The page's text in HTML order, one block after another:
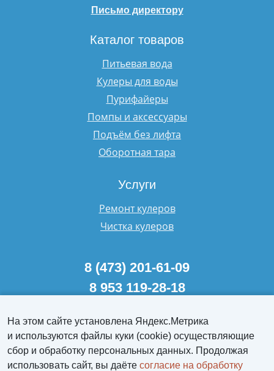
Письмо директору
Каталог товаров
Питьевая вода
Кулеры для воды
Пурифайеры
Помпы и аксессуары
Подъём без лифта
Оборотная тара
Услуги
Ремонт кулеров
Чистка кулеров
8 (473) 201-61-09
8 953 119-28-18
обратный звонок
aqualif@yandex.ru
На этом сайте установлена Яндекс.Метрика
и используются файлы куки (cookie) осуществляющие
сбор и обработку персональных данных. Продолжая
использовать сайт, вы даёте согласие на обработку